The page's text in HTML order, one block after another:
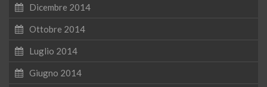
Dicembre 2014
Ottobre 2014
Luglio 2014
Giugno 2014